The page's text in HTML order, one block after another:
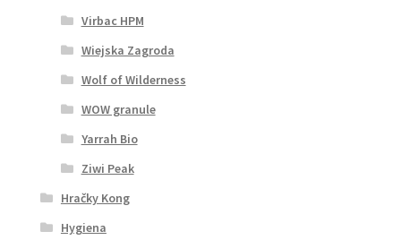
Virbac HPM
Wiejska Zagroda
Wolf of Wilderness
WOW granule
Yarrah Bio
Ziwi Peak
Hračky Kong
Hygiena